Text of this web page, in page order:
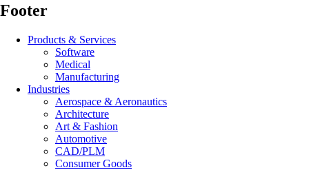
Footer
Products & Services
Software
Medical
Manufacturing
Industries
Aerospace & Aeronautics
Architecture
Art & Fashion
Automotive
CAD/PLM
Consumer Goods